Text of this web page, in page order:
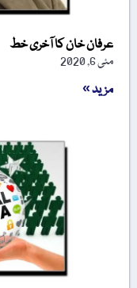
عرفان خان کا آخری خط
مئی 6, 2020
مزید »